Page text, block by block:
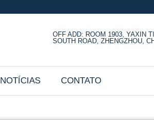
OFF ADD: ROOM 1903, YAXIN
SOUTH ROAD, ZHENGZHOU,
NOTÍCIAS CONTATO